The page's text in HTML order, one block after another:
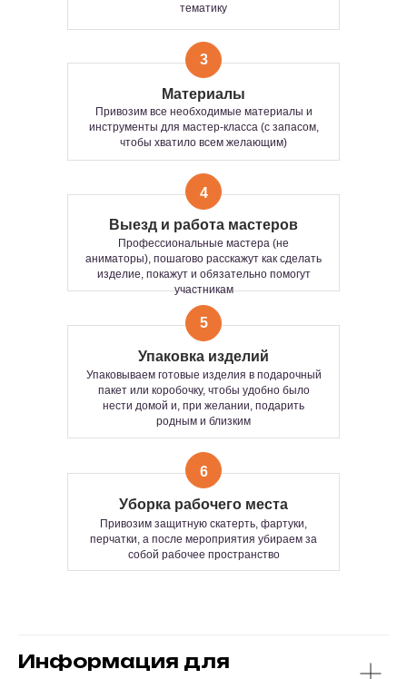
тематику
Материалы
Привозим все необходимые материалы и
инструменты для мастер-класса (с запасом,
чтобы хватило всем желающим)
3
Выезд и работа мастеров
Профессиональные мастера (не
аниматоры), пошагово расскажут как сделать
изделие, покажут и обязательно помогут
участникам
4
Упаковка изделий
Упаковываем готовые изделия в подарочный
пакет или коробочку, чтобы удобно было
нести домой и, при желании, подарить
родным и близким
5
Уборка рабочего места
Привозим защитную скатерть, фартуки,
перчатки, а после мероприятия убираем за
собой рабочее пространство
6
Информация для
МАСТЕР-КЛАССА
Групповой Интерактивный
ИНТЕРАКТИВНЫЙ
ИНТЕРАКТИВНАЯ
ТВОРЧЕСКАЯ ЗОНА, ГДЕ
УЧАСТИЕ ПРОИСХОДИТ
В РЕЖИМЕ
СВОБОДНОГО
запросу, в зависимости от
продолжительности и количества
участников мероприятия
Время изготовления одного изделия
Количество часов работы и
количество участников не
ограничено.
ГРУППОВОЙ ФОРМАТ
Тот самый формат, где участвуют все —
. Когда хочется не просто
общего драйва, эмоций и
.
Сколько человек?
Мастер-класс пройдет одинаково ярко для
От камерной встречи до большого
фестиваля — умеем всё.
Формат подходит:
— как основа всего мероприятия
— или как классное дополнение к основной
от 1 до 3 часов —
зависит от формата мастер-класса и ваших